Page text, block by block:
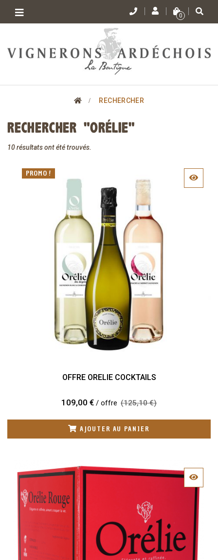
0
Toggle
> RECHERCHER
RECHERCHER "ORÉLIE"
10 résultats ont été trouvés.
PROMO !
OFFRE ORELIE COCKTAILS
109,00 € / offre (125,10 €)
AJOUTER AU PANIER